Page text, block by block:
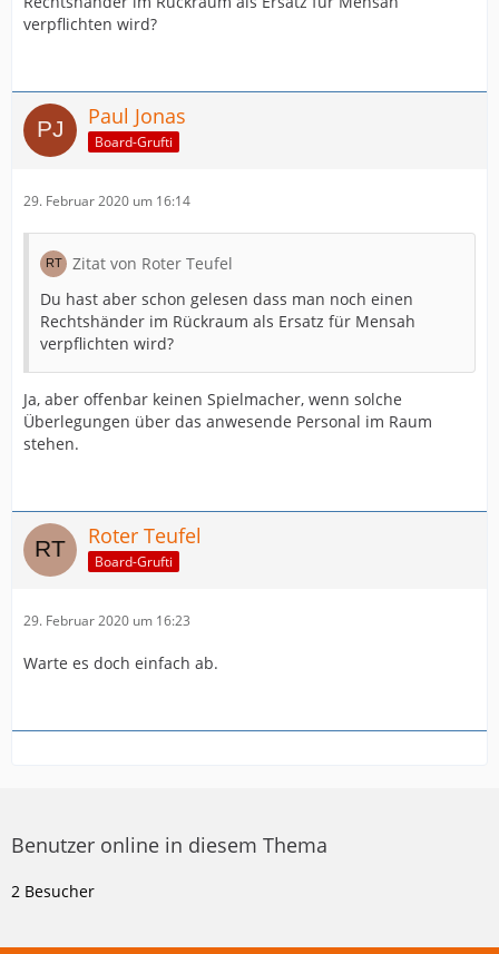
verpflichten wird?
Paul Jonas
Board-Grufti
29. Februar 2020 um 16:14
Zitat von Roter Teufel
Du hast aber schon gelesen dass man noch einen
Rechtshänder im Rückraum als Ersatz für Mensah
verpflichten wird?
Ja, aber offenbar keinen Spielmacher, wenn solche
Überlegungen über das anwesende Personal im Raum
stehen.
Roter Teufel
Board-Grufti
29. Februar 2020 um 16:23
Warte es doch einfach ab.
Benutzer online in diesem Thema
2 Besucher